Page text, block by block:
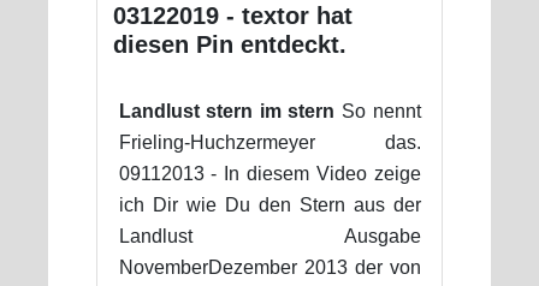
03122019 - textor hat
diesen Pin entdeckt.
Landlust stern im stern So nennt
Frieling-Huchzermeyer das.
09112013 - In diesem Video zeige
ich Dir wie Du den Stern aus der
Landlust Ausgabe
NovemberDezember 2013 der von